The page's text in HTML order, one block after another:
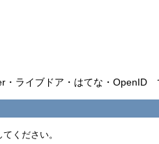
・ライブドア・はてな・OpenID
てください。